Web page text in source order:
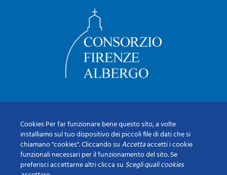
Cookies Per far funzionare bene questo sito, a volte
installiamo sul tuo dispositivo dei piccoli file di dati che si
chiamano "cookies". Cliccando suAccettaaccetti i cookie
funzionali necessari per il funzionamento del sito. Se
preferisci accettarne altri clicca su Scegli quali cookies